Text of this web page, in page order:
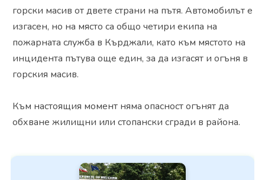
горски масив от двете страни на пътя. Автомобилът е
изгасен, но на място са общо четири екипа на
пожарната служба в Кърджали, като към мястото на
инцидента пътува още един, за да изгасят и огъня в
горския масив.
Към настоящия момент няма опасност огънят да
обхване жилищни или стопански сгради в района.